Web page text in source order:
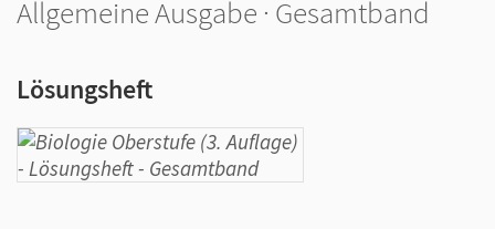
Allgemeine Ausgabe · Gesamtband
Lösungsheft